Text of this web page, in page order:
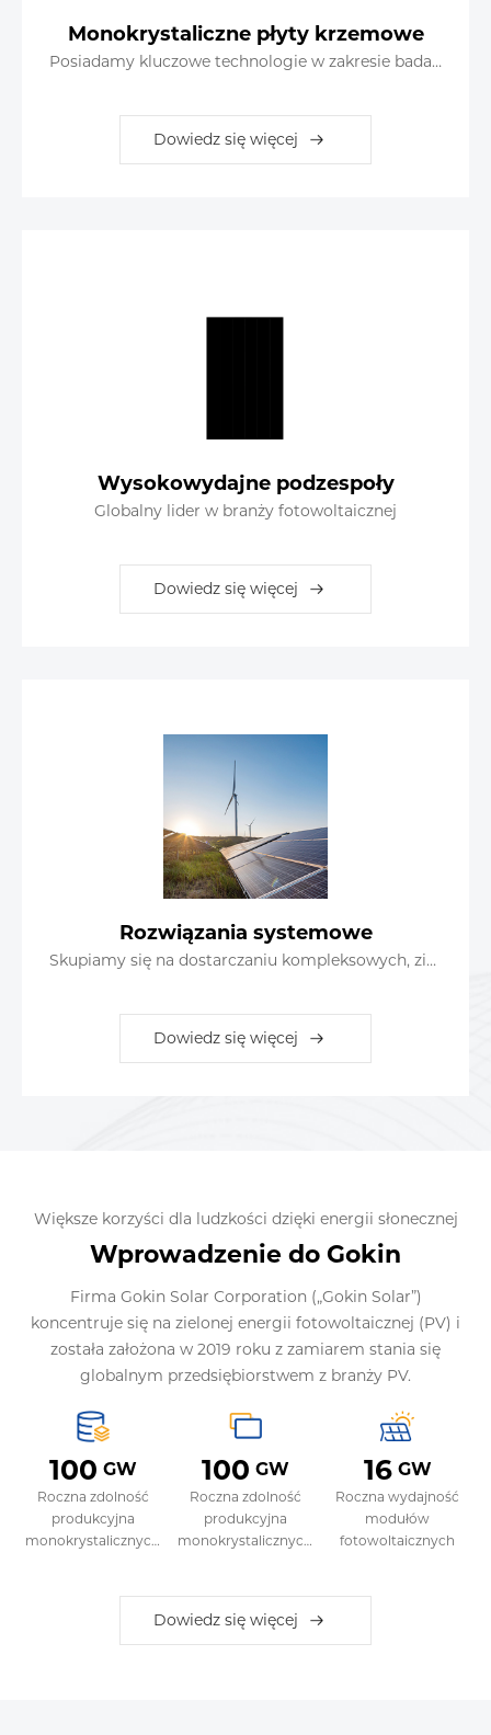
Monokrystaliczne płyty krzemowe
Posiadamy kluczowe technologie w zakresie badań i produkcji płytek krzemowych
Dowiedz się więcej
Wysokowydajne podzespoły
Globalny lider w branży fotowoltaicznej
Dowiedz się więcej
Rozwiązania systemowe
Skupiamy się na dostarczaniu kompleksowych, zintegrowanych rozwiązań dla naszych partnerów
Dowiedz się więcej
Większe korzyści dla ludzkości dzięki energii słonecznej
Wprowadzenie do Gokin
Firma Gokin Solar Corporation („Gokin Solar”)
koncentruje się na zielonej energii fotowoltaicznej (PV) i
została założona w 2019 roku z zamiarem stania się
globalnym przedsiębiorstwem z branży PV.
100 GW
Roczna zdolność
produkcyjna
monokrystalicznych
100 GW
Roczna zdolność
produkcyjna
monokrystalicznych
16 GW
Roczna wydajność
modułów
fotowoltaicznych
Dowiedz się więcej